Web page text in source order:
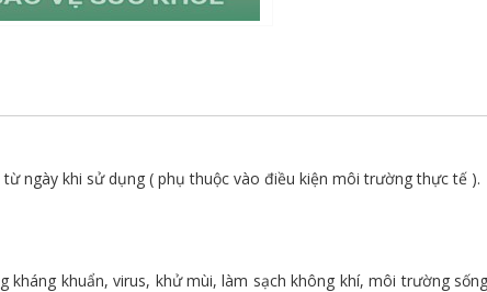
ngày khi sử dụng ( phụ thuộc vào điều kiện môi trường thực tế ).
kháng khuẩn, virus, khử mùi, làm sạch không khí, môi trường